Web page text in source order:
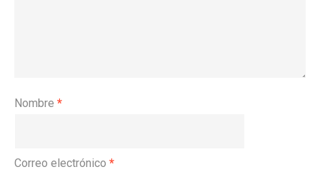
Nombre *
Correo electrónico *